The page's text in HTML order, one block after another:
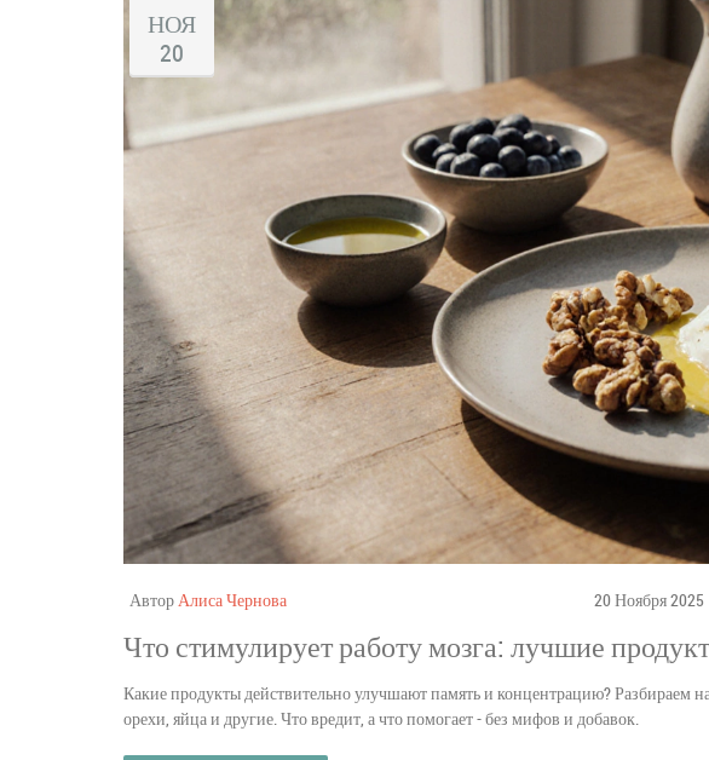
НОЯ
20
АвторАлиса Чернова 20 Ноября 2025
Что стимулирует работу мозга: лучшие
Какие продукты действительно улучшают память и концентрацию? Разбираем
орехи, яйца и другие. Что вредит, а что помогает - без мифов и добавок.